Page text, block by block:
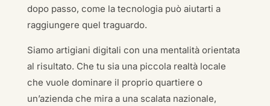
dopo passo, come la tecnologia può aiutarti a
raggiungere quel traguardo.
Siamo artigiani digitali con una mentalità orientata
al risultato. Che tu sia una piccola realtà locale
che vuole dominare il proprio quartiere o
un’azienda che mira a una scalata nazionale,